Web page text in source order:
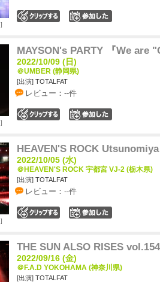
MAYSON's PARTY 『We are
2022/10/09 (日)
＠UMBER (静岡県)
[出演] TOTALFAT
レビュー：--件
HEAVEN'S ROCK
2022/10/05 (水)
＠HEAVEN'S ROCK 宇都宮 VJ-2 (栃木県)
[出演] TOTALFAT
レビュー：--件
THE SUN ALSO RISES
2022/09/16 (金)
＠F.A.D YOKOHAMA (神奈川県)
[出演] TOTALFAT